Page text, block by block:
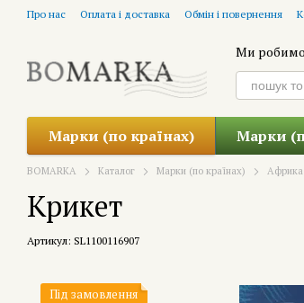
Перейти до основного контенту
Про нас Оплата і доставка Обмін і повернення
Ми робимо
Марки (по країнах) Марки
BOMARKA Каталог Марки (по країнах) Африка
Крикет
Артикул: SL1100116907
Під замовлення